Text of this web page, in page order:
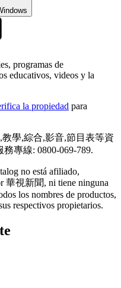
programas de
educativos, videos y la
la propiedad para
學,綜合,影音,節目表等資
專線: 0800-069-789.
no está afiliado,
華視新聞, ni tiene ninguna
los nombres de productos,
respectivos propietarios.